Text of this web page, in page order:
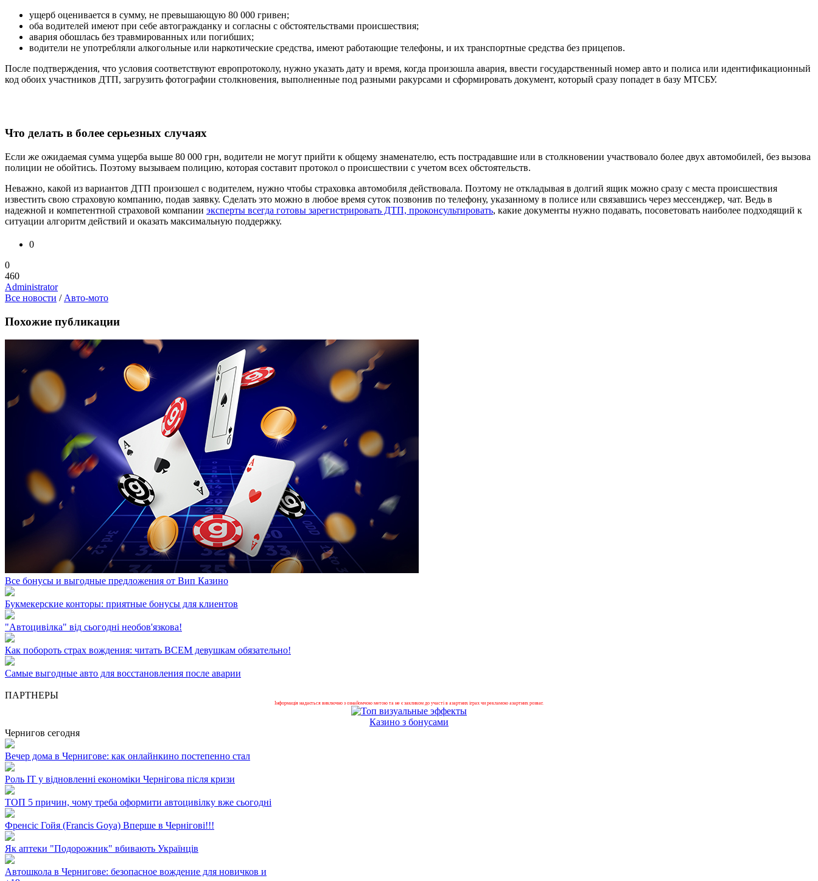
ущерб оценивается в сумму, не превышающую 80 000 гривен;
оба водителей имеют при себе автогражданку и согласны с обстоятельствами происшествия;
авария обошлась без травмированных или погибших;
водители не употребляли алкогольные или наркотические средства, имеют работающие телефоны, и их транспортные средства без прицепов.
После подтверждения, что условия соответствуют европротоколу, нужно указать дату и время, когда произошла авария, ввести государственный номер авто и полиса или идентификационный
код обоих участников ДТП, загрузить фотографии столкновения, выполненные под разными ракурсами и сформировать документ, который сразу попадет в базу МТСБУ.
Что делать в более серьезных случаях
Если же ожидаемая сумма ущерба выше 80 000 грн, водители не могут прийти к общему знаменателю, есть пострадавшие или в столкновении участвовало более двух автомобилей, без вызова
полиции не обойтись. Поэтому вызываем полицию, которая составит протокол о происшествии с учетом всех обстоятельств.
Неважно, какой из вариантов ДТП произошел с водителем, нужно чтобы страховка автомобиля действовала. Поэтому не откладывая в долгий ящик можно сразу с места происшествия
известить свою страховую компанию, подав заявку. Сделать это можно в любое время суток позвонив по телефону, указанному в полисе или связавшись через мессенджер, чат. Ведь в
надежной и компетентной страховой компании эксперты всегда готовы зарегистрировать ДТП, проконсультировать, какие документы нужно подавать, посоветовать наиболее подходящий к
ситуации алгоритм действий и оказать максимальную поддержку.
0
0
460
Administrator
Все новости / Авто-мото
Похожие публикации
Все бонусы и выгодные предложения от Вип Казино
Букмекерские конторы: приятные бонусы для клиентов
"Автоцивілка" від сьогодні необов'язкова!
Как побороть страх вождения: читать ВСЕМ девушкам обязательно!
Самые выгодные авто для восстановления после аварии
ПАРТНЕРЫ
Інформація надається виключно з ознайомчою метою та не є закликом до участі в азартних іграх чи рекламою азартних розваг.
Казино з бонусами
Чернигов сегодня
Вечер дома в Чернигове: как онлайнкино постепенно стал
Роль ІТ у відновленні економіки Чернігова після кризи
ТОП 5 причин, чому треба оформити автоцивілку вже сьогодні
Френсіс Гойя (Francis Goya) Вперше в Чернігові!!!
Як аптеки "Подорожник" вбивають Українців
Автошкола в Чернигове: безопасное вождение для новичков и